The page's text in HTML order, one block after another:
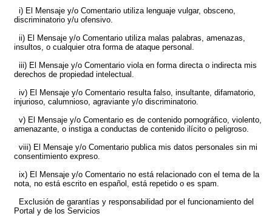
i) El Mensaje y/o Comentario utiliza lenguaje vulgar, obsceno,
discriminatorio y/u ofensivo.
ii) El Mensaje y/o Comentario utiliza malas palabras, amenazas,
insultos, o cualquier otra forma de ataque personal.
iii) El Mensaje y/o Comentario viola en forma directa o indirecta mis
derechos de propiedad intelectual.
iv) El Mensaje y/o Comentario resulta falso, insultante, difamatorio,
injurioso, calumnioso, agraviante y/o discriminatorio.
v) El Mensaje y/o Comentario es de contenido pornográfico, violento,
amenazante, o instiga a conductas de contenido ilícito o peligroso.
viii) El Mensaje y/o Comentario publica mis datos personales sin mi
consentimiento expreso.
ix) El Mensaje y/o Comentario no está relacionado con el tema de la
nota, no está escrito en español, está repetido o es spam.
Exclusión de garantías y responsabilidad por el funcionamiento del
Portal y de los Servicios